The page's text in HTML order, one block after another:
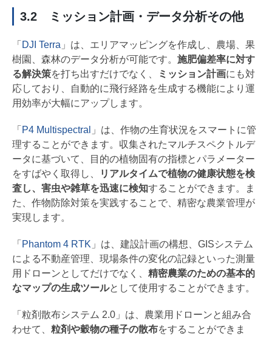
3.2 ミッション計画・データ分析その他
「 DJI Terra 」は、エリアマッピングを作成し、農場、果
樹園、森林のデータ分析が可能です。 施肥偏差率に対す
る解決策を打ち出すだけでなく、 ミッション計画にも対
応しており、自動的に飛行経路を生成する機能により運
用効率が大幅にアップします。
「 P4 Multispectral
」は、作物の生育状況をスマートに管
理することができます。収集されたマルチスペクトルデ
ータに基づいて、目的の植物固有の指標とパラメーター
をすばやく取得し、
リアルタイムで植物の健康状態を検
査し、害虫や雑草を迅速に検知することができます。ま
た、作物防除対策を実践することで、精密な農業管理が
実現します。
「 Phantom 4 RTK 」は、建設計画の構想、GISシステム
による不動産管理、現場条件の変化の記録といった測量
用ドローンとしてだけでなく、 精密農業のための基本的
なマップの生成ツールとして使用することができます。
「粒剤散布システム 2.0」は、農業用ドローンと組み合
わせて、 粒剤や穀物の種子の散布をすることができま